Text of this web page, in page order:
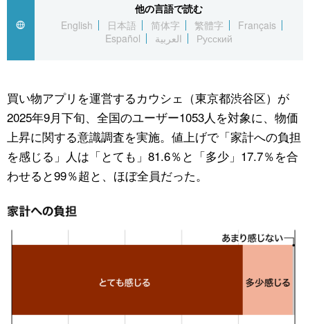
公式SNS
他の言語で読む
English
日本語 简体字 繁體字
Français
Español
العربية Русский
買い物アプリを運営するカウシェ（東京都渋谷区）が
2025年9月下旬、全国のユーザー1053人を対象に、物価
上昇に関する意識調査を実施。値上げで「家計への負担
を感じる」人は「とても」81.6％と「多少」17.7％を合
わせると99％超と、ほぼ全員だった。